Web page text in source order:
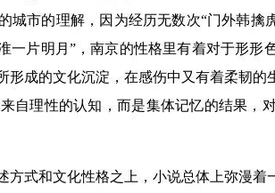
城市的理解，因为经历无数次“门外韩擒
一片明月”，南京的性格里有着对于形形
成的文化沉淀，在感伤中又有着柔韧
自理性的认知，而是集体记忆的结果，
方式和文化性格之上，小说总体上弥漫